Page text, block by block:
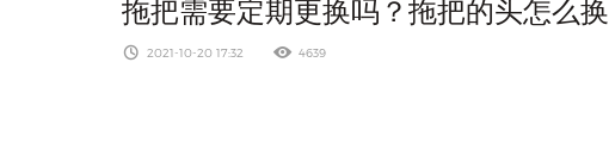
拖把需要定期更换吗？拖把的头怎么换
2021-10-20 17:32 4639